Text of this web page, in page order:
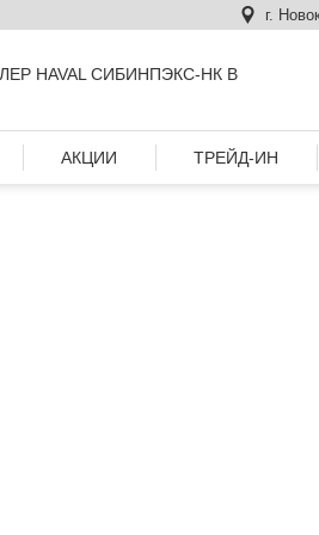
г.
HAVAL СИБИНПЭКС-НК В
АКЦИИ ТРЕЙД-ИН